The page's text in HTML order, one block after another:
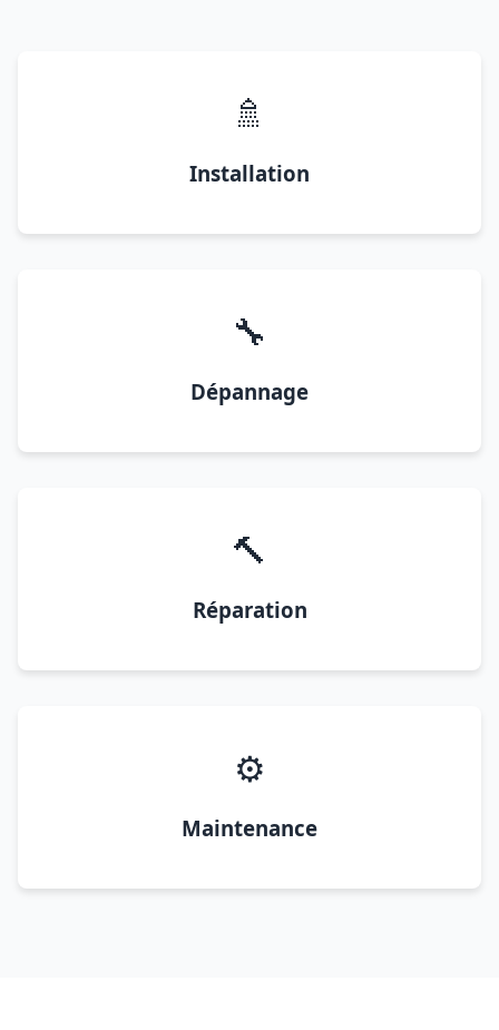
🚿
Installation
🔧
Dépannage
🔨
Réparation
⚙️
Maintenance